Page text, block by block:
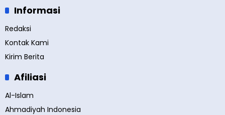
Informasi
Redaksi
Kontak Kami
Kirim Berita
Afiliasi
Al-Islam
Ahmadiyah Indonesia